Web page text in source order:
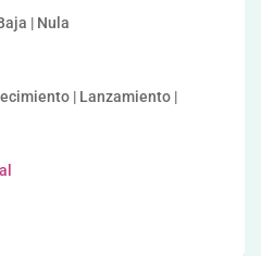
| Nula
| Lanzamiento |